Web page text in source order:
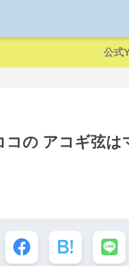
公式
の アコギ弦は